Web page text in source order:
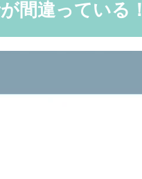
間違ってい